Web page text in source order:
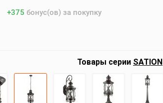
+375 бонус(ов) за покупку
Товары серии SATION